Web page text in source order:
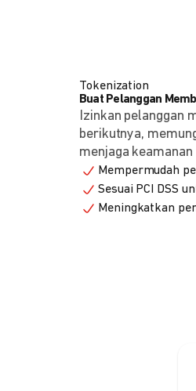
Tokenization
Buat Pelanggan
Izinkan pelanggan
berikutnya,
menjaga keamanan
Mempermudah
Sesuai PCI DSS
Meningkatkan